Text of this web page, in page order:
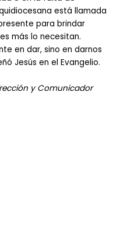
está llamada
para brindar
más lo necesitan.
en dar, sino en darnos
Jesús en el Evangelio.
y Comunicador